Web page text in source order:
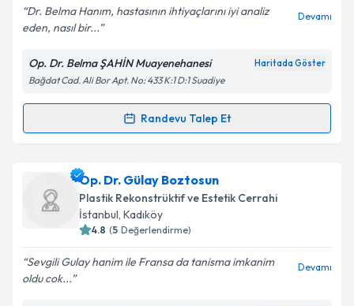
Kişisel verilerimin işlenmesine ilişkin
Aydınlatma
Metni'ni okudum ve kişisel verilerimin belirtilen
kapsamda işlenmesini kabul ediyorum.
Dr. Belma Hanım, hastasının ihtiyaçlarını iyi analiz
eden, nasıl bir...
Devamı
Op. Dr. Belma ŞAHİN Muayenehanesi Haritada Göster
Bağdat Cad. Ali Bor Apt. No: 433 K:1 D:1 Suadiye
Randevu Talep Et
Randevu Takvimi Talebi
Op. Dr. Belma Şahiniçin randevu takvimi talebi
oluşturun. Size bu uzmandan randevu almanız için bir
takvim hazırlandığında e-posta ile bilgilendireceğiz.
Op. Dr. Gülay Boztosun
Plastik Rekonstrüktif ve Estetik Cerrahi
İstanbul, Kadıköy
4.8 (5 Değerlendirme)
Sevgili Gulay hanim ile Fransa da tanisma imkanim
oldu cok...
Devamı